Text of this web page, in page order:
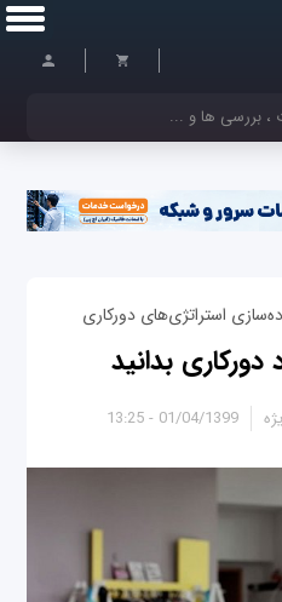
استراتژی‌های دورکاری
بدانید
01/04/1399 - 13:25